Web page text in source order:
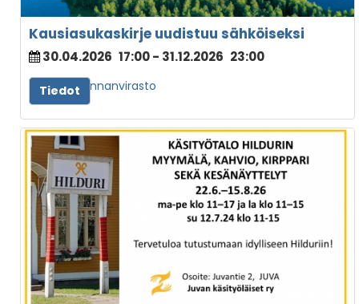
Kausiasukaskirje uudistuu sähköiseksi
30.04.2026 17:00- 31.12.2026 23:00
Juvan kunnanvirasto
Tiedot